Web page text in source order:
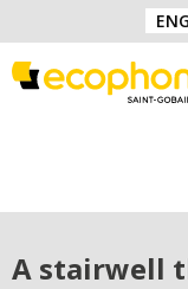
Skip to
Skip to content
FacebookInstagram
A stairwell